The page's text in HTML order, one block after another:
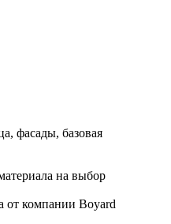
фасады, базовая
на выбор
от компании Boyard